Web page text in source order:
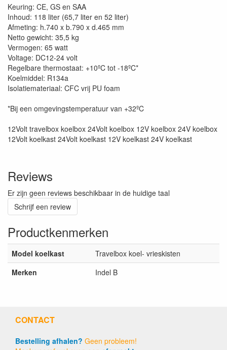
Keuring: CE, GS en SAA
Inhoud: 118 liter (65,7 liter en 52 liter)
Afmeting: h.740 x b.790 x d.465 mm
Netto gewicht: 35,5 kg
Vermogen: 65 watt
Voltage: DC12-24 volt
Regelbare thermostaat: +10ºC tot -18ºC*
Koelmiddel: R134a
Isolatiemateriaal: CFC vrij PU foam
*Bij een omgevingstemperatuur van +32ºC
12Volt travelbox koelbox 24Volt koelbox 12V koelbox 24V koelbox
12Volt koelkast 24Volt koelkast 12V koelkast 24V koelkast
Reviews
Er zijn geen reviews beschikbaar in de huidige taal
Schrijf een review
Productkenmerken
Model koelkast
Travelbox koel- vrieskisten
Merken
Indel B
CONTACT
Bestelling afhalen? Geen probleem!